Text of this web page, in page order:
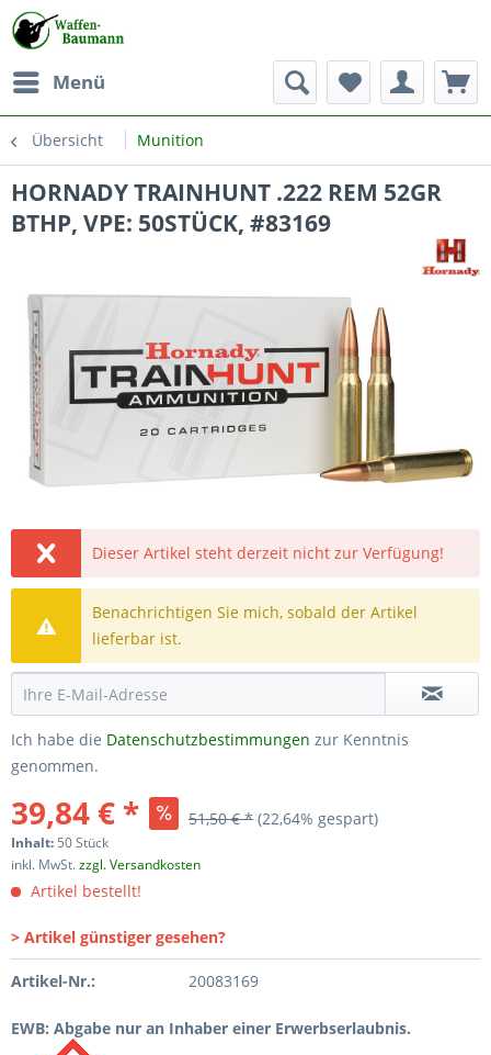
Menü
Übersicht Munition
HORNADY TRAINHUNT .222 REM 52GR
BTHP, VPE: 50STÜCK, #83169
Dieser Artikel steht derzeit nicht zur Verfügung!
Benachrichtigen Sie mich, sobald der Artikel
lieferbar ist.
Ich habe die Datenschutzbestimmungen zur Kenntnis
genommen.
39,84 € * 51,50 € * (22,64% gespart)
Inhalt: 50 Stück
inkl. MwSt.zzgl. Versandkosten
Artikel bestellt!
> Artikel günstiger gesehen?
Artikel-Nr.: 20083169
EWB: Abgabe nur an Inhaber einer Erwerbserlaubnis.